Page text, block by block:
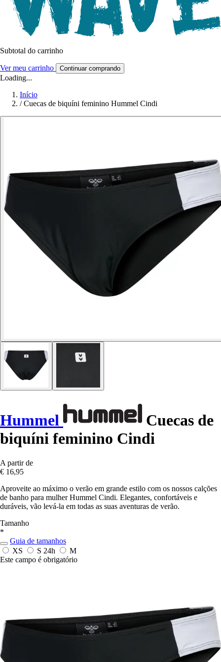
Subtotal do carrinho
Ver meu carrinho Continuar comprando
Loading...
Início
/ Cuecas de biquíni feminino Hummel Cindi
Hummel
Cuecas de
biquíni feminino Cindi
A partir de
€ 16,95
Aproveite ao máximo o verão em grande estilo com os nossos calções
de banho para mulher Hummel Cindi. Elegantes, confortáveis e
duráveis, vão levá-la em todas as suas aventuras de verão.
Tamanho
*
Guia de tamanhos
XS
S 24h
M
Este campo é obrigatório